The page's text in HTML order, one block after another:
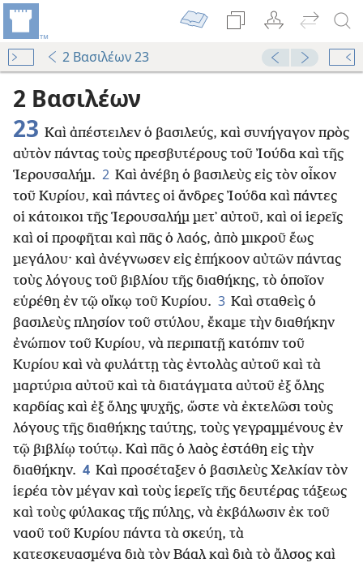
2 Βασιλέων 23
2 Βασιλέων
23 Καὶ ἀπέστειλεν ὁ βασιλεύς, καὶ συνήγαγον πρὸς
αὐτὸν πάντας τοὺς πρεσβυτέρους τοῦ Ἰούδα καὶ τῆς
Ἱερουσαλήμ. 2 Καὶ ἀνέβη ὁ βασιλεὺς εἰς τὸν οἶκον
τοῦ Κυρίου, καὶ πάντες οἱ ἄνδρες Ἰούδα καὶ πάντες
οἱ κάτοικοι τῆς Ἱερουσαλήμ μετ᾿ αὐτοῦ, καὶ οἱ ἱερεῖς
καὶ οἱ προφῆται καὶ πᾶς ὁ λαός, ἀπὸ μικροῦ ἕως
μεγάλου· καὶ ἀνέγνωσεν εἰς ἐπήκοον αὐτῶν πάντας
τοὺς λόγους τοῦ βιβλίου τῆς διαθήκης, τὸ ὁποῖον
εὑρέθη ἐν τῷ οἴκῳ τοῦ Κυρίου. 3 Καὶ σταθεὶς ὁ
βασιλεὺς πλησίον τοῦ στύλου, ἔκαμε τὴν διαθήκην
ἐνώπιον τοῦ Κυρίου, νὰ περιπατῇ κατόπιν τοῦ
Κυρίου καὶ νὰ φυλάττῃ τὰς ἐντολὰς αὐτοῦ καὶ τὰ
μαρτύρια αὐτοῦ καὶ τὰ διατάγματα αὐτοῦ ἐξ ὅλης
καρδίας καὶ ἐξ ὅλης ψυχῆς, ὥστε νὰ ἐκτελῶσι τοὺς
λόγους τῆς διαθήκης ταύτης, τοὺς γεγραμμένους ἐν
τῷ βιβλίῳ τούτῳ. Καὶ πᾶς ὁ λαὸς ἐστάθη εἰς τὴν
διαθήκην. 4 Καὶ προσέταξεν ὁ βασιλεὺς Χελκίαν τὸν
ἱερέα τὸν μέγαν καὶ τοὺς ἱερεῖς τῆς δευτέρας τάξεως
καὶ τοὺς φύλακας τῆς πύλης, νὰ ἐκβάλωσιν ἐκ τοῦ
ναοῦ τοῦ Κυρίου πάντα τὰ σκεύη, τὰ
κατεσκευασμένα διὰ τὸν Βάαλ καὶ διὰ τὸ ἄλσος καὶ